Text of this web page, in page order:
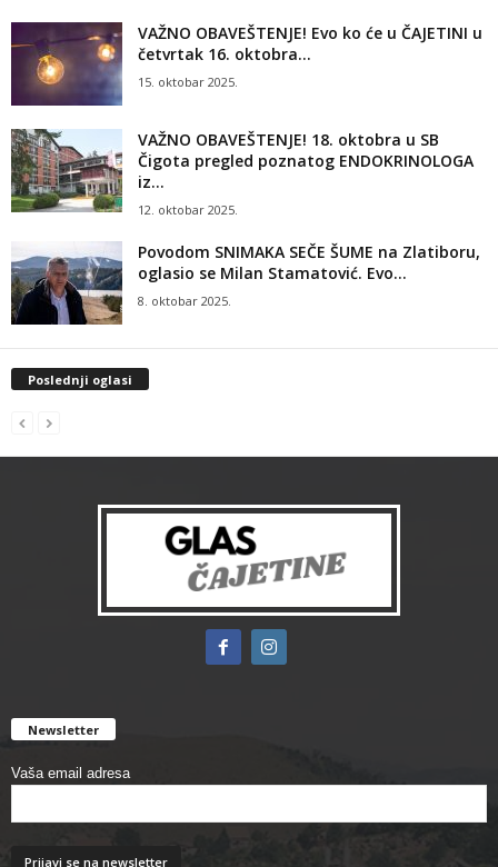
VAŽNO OBAVEŠTENJE! Evo ko će u ČAJETINI u
četvrtak 16. oktobra...
15. oktobar 2025.
VAŽNO OBAVEŠTENJE! 18. oktobra u SB
Čigota pregled poznatog ENDOKRINOLOGA
iz...
12. oktobar 2025.
Povodom SNIMAKA SEČE ŠUME na Zlatiboru,
oglasio se Milan Stamatović. Evo...
8. oktobar 2025.
Poslednji oglasi
Newsletter
Vaša email adresa